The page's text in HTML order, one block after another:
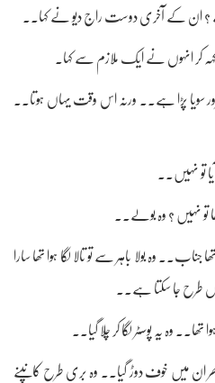
ہے ؟ ان کے آخری دوست راج دیو نے کہا۔۔
کر انہوں نے ایک ملازم سے کہا۔
سویا پڑا ہے۔۔ ورنہ اس وقت یہاں ہوتا۔۔
تو نہیں۔۔
تو نہیں ؟ وہ بولے۔۔
جناب۔۔ وہ بولا باہر سے تو تالا لگا ہوا تھا سارا
کس طرح جا سکتا ہے۔۔
وہ یہ پوسٹر لگا کر چلا گیا۔۔
پھر ان میں خوف دوڑ گیا۔۔ وہ بری طرح کانپنے